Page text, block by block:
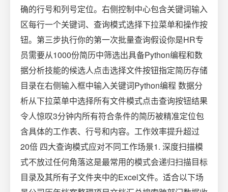
确的行号和列号定位。右侧控制中心包含关键词输入
区每行一个关键词、查询模式选择下拉菜单和操作按
钮。第三步执行你的第一次批量查询假设你是HR专
员需要从1000份简历中筛选出具备Python编程和数
据分析技能的候选人点击选择文件按钮指定简历存储
目录在右侧输入框中输入关键词Python编程 数据分
析从下拉菜单中选择所有文件模式点击查询按钮结果
令人惊叹3分钟内所有符合条件的简历被精准定位包
含具体的工作表、行号和内容。工作效率提升超过
20倍 四大查询模式应对不同工作场景1. 深度扫描模
式不放过任何角落这是最常用的模式会递归扫描目标
目录及其所有子文件夹中的Excel文件。适合以下场